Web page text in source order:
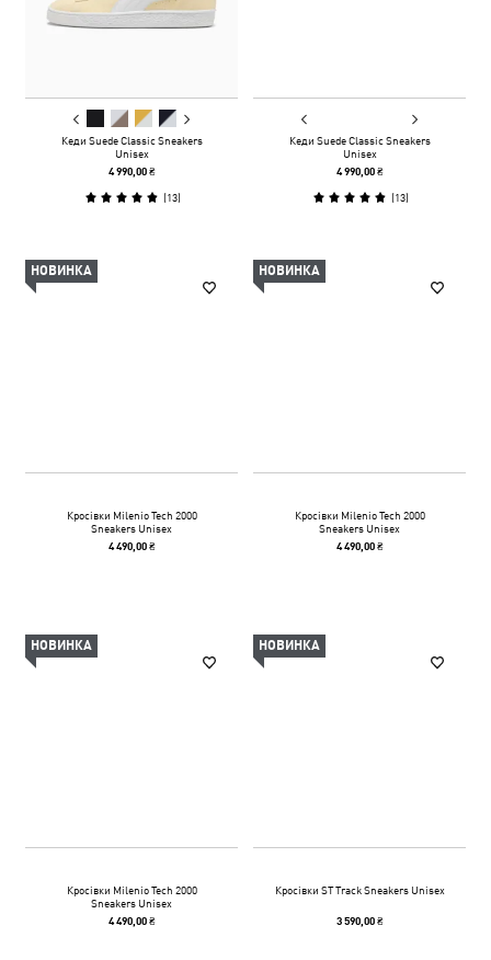
Кеди Suede Classic Sneakers
Unisex
4 990,00 ₴
(13)
Кеди Suede Classic Sneakers
Unisex
4 990,00 ₴
(13)
НОВИНКА
Кросівки Milenio Tech 2000
Sneakers Unisex
4 490,00 ₴
НОВИНКА
Кросівки Milenio Tech 2000
Sneakers Unisex
4 490,00 ₴
НОВИНКА
Кросівки Milenio Tech 2000
Sneakers Unisex
4 490,00 ₴
НОВИНКА
Кросівки ST Track Sneakers Unisex
3 590,00 ₴